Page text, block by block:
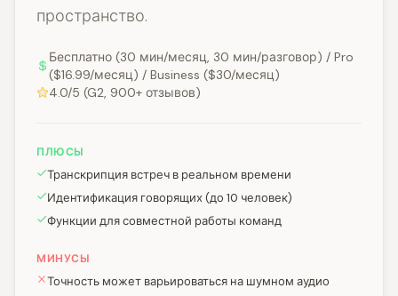
пространство.
Бесплатно (30 мин/месяц, 30 мин/разговор) / Pro
($16.99/месяц) / Business ($30/месяц)
4.0/5 (G2, 900+ отзывов)
ПЛЮСЫ
Транскрипция встреч в реальном времени
Идентификация говорящих (до 10 человек)
Функции для совместной работы команд
МИНУСЫ
Точность может варьироваться на шумном аудио